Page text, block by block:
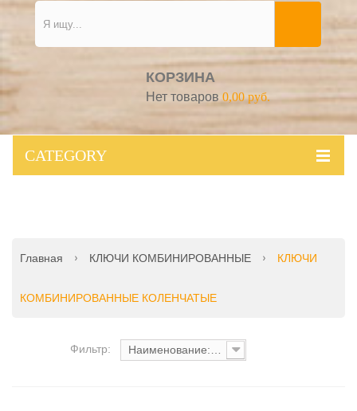
КОРЗИНА
Нет товаров 0,00 руб.
CATEGORY
Главная КЛЮЧИ КОМБИНИРОВАННЫЕ КЛЮЧИ
КОМБИНИРОВАННЫЕ КОЛЕНЧАТЫЕ
Фильтр: